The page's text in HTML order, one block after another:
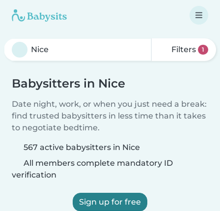
Filters 1
Babysitters in Nice
Date night, work, or when you just need a break:
find trusted babysitters in less time than it takes
to negotiate bedtime.
567 active babysitters in Nice
All members complete mandatory ID
verification
Sign up for free